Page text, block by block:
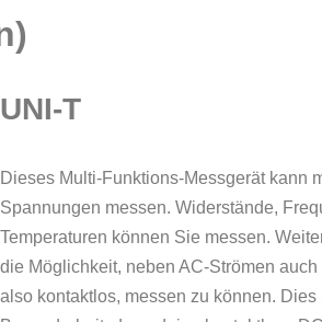
UNI-T
Dieses Multi-Funktions-Messgerät kann
Spannungen messen. Widerstände,
Temperaturen können Sie messen.
die Möglichkeit, neben AC-Strömen
also kontaktlos, messen zu können. Dies